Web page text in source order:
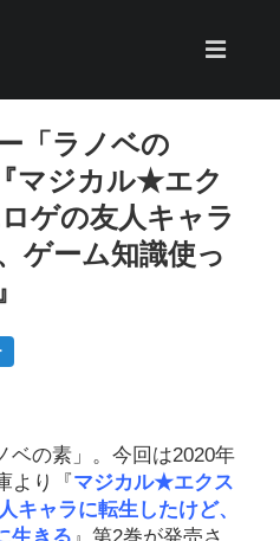
「ラノベの
マジカル★エク
ゲの友人キャラ
ゲーム知識使っ
ベの素」。今回は2020年
より『 マジカル★エクス
キャラに転生したけど、